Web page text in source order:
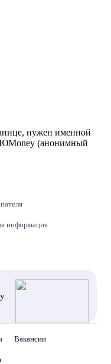
нужен именной
(анонимный
информация
Вакансии